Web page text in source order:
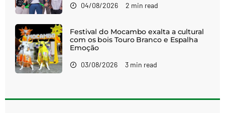
04/08/2026 2 min read
Festival do Mocambo exalta a cultural
com os bois Touro Branco e Espalha
Emoção
03/08/2026 3 min read